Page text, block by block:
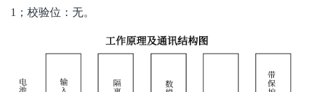
1；校验位：无。